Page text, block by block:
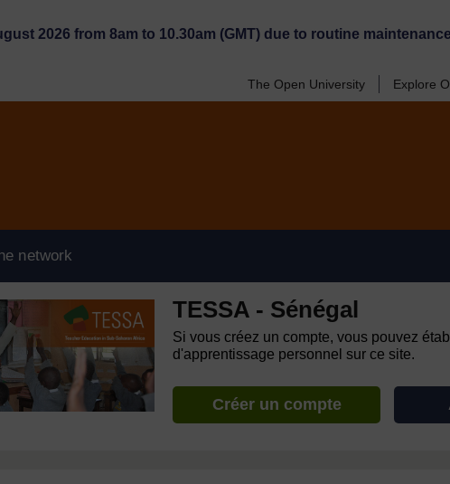
2026 from 8am to 10.30am (GMT) due to routine
The Open University Explore
network
TESSA - Sénégal
Si vous créez un compte, vous pouvez
d'apprentissage personnel sur ce site.
Créer un compte